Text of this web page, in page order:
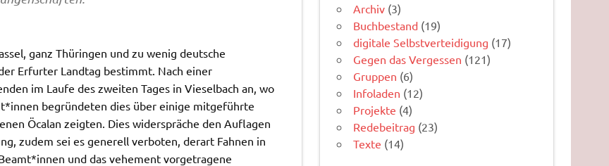
ganz Thüringen und zu wenig deutsche
Erfurter Landtag bestimmt. Nach einer
im Laufe des zweiten Tages in Vieselbach an, wo
begründeten dies über einige mitgeführte
Öcalan zeigten. Dies widerspräche den Auflagen
zudem sei es generell verboten, derart Fahnen in
und das vehement vorgetragene
Archiv (3)
Buchbestand (19)
digitale Selbstverteidigung (17)
Gegen das Vergessen (121)
Gruppen (6)
Infoladen (12)
Projekte (4)
Redebeitrag (23)
Texte (14)